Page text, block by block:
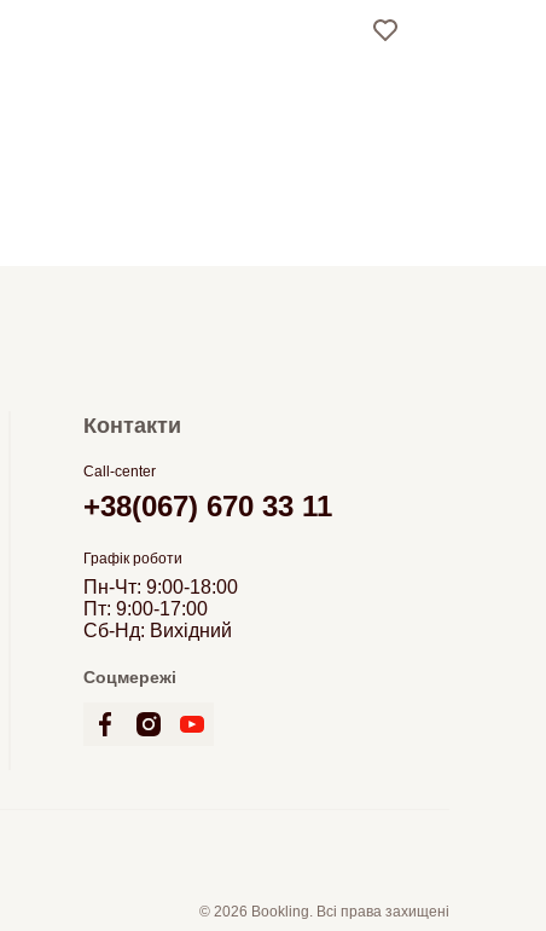
Контакти
Call-center
+38(067) 670 33 11
Графік роботи
Пн-Чт: 9:00-18:00
Пт: 9:00-17:00
Сб-Нд: Вихідний
Соцмережі
© 2026 Bookling. Всі права захищені